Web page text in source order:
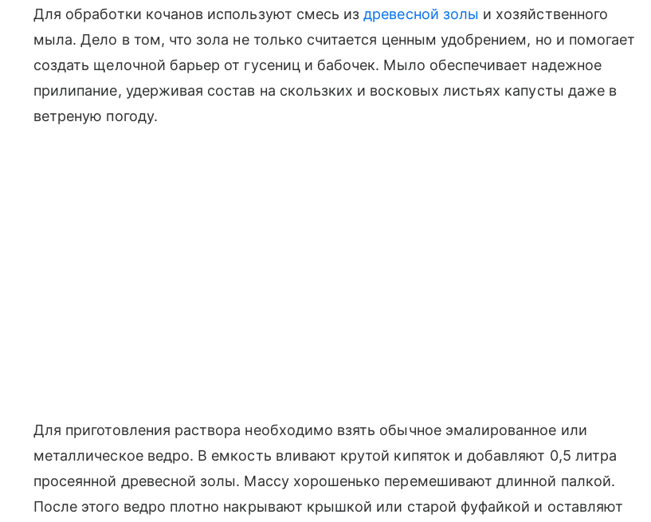
Для обработки кочанов используют смесь издревесной золы и хозяйственного
мыла. Дело в том, что зола не только считается ценным удобрением, но и помогает
создать щелочной барьер от гусениц и бабочек. Мыло обеспечивает надежное
прилипание, удерживая состав на скользких и восковых листьях капусты даже в
ветреную погоду.
Для приготовления раствора необходимо взять обычное эмалированное или
металлическое ведро. В емкость вливают крутой кипяток и добавляют 0,5 литра
просеянной древесной золы. Массу хорошенько перемешивают длинной палкой.
После этого ведро плотно накрывают крышкой или старой фуфайкой и оставляют